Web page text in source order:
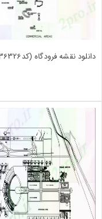
دانلود نقشه فرودگاه (کد36326)